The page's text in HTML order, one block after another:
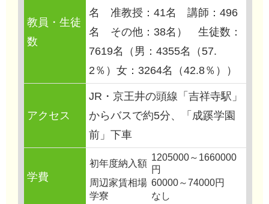
教員・生徒
数
名 准教授：41名 講師：496
名 その他：38名） 生徒数：
7619名（男：4355名（57.
2％）女：3264名（42.8％））
アクセス
JR・京王井の頭線「吉祥寺駅」
からバスで約5分、「成蹊学園
前」下車
学費
初年度納入額
1205000～1660000
円
周辺家賃相場 60000～74000円
学寮
なし